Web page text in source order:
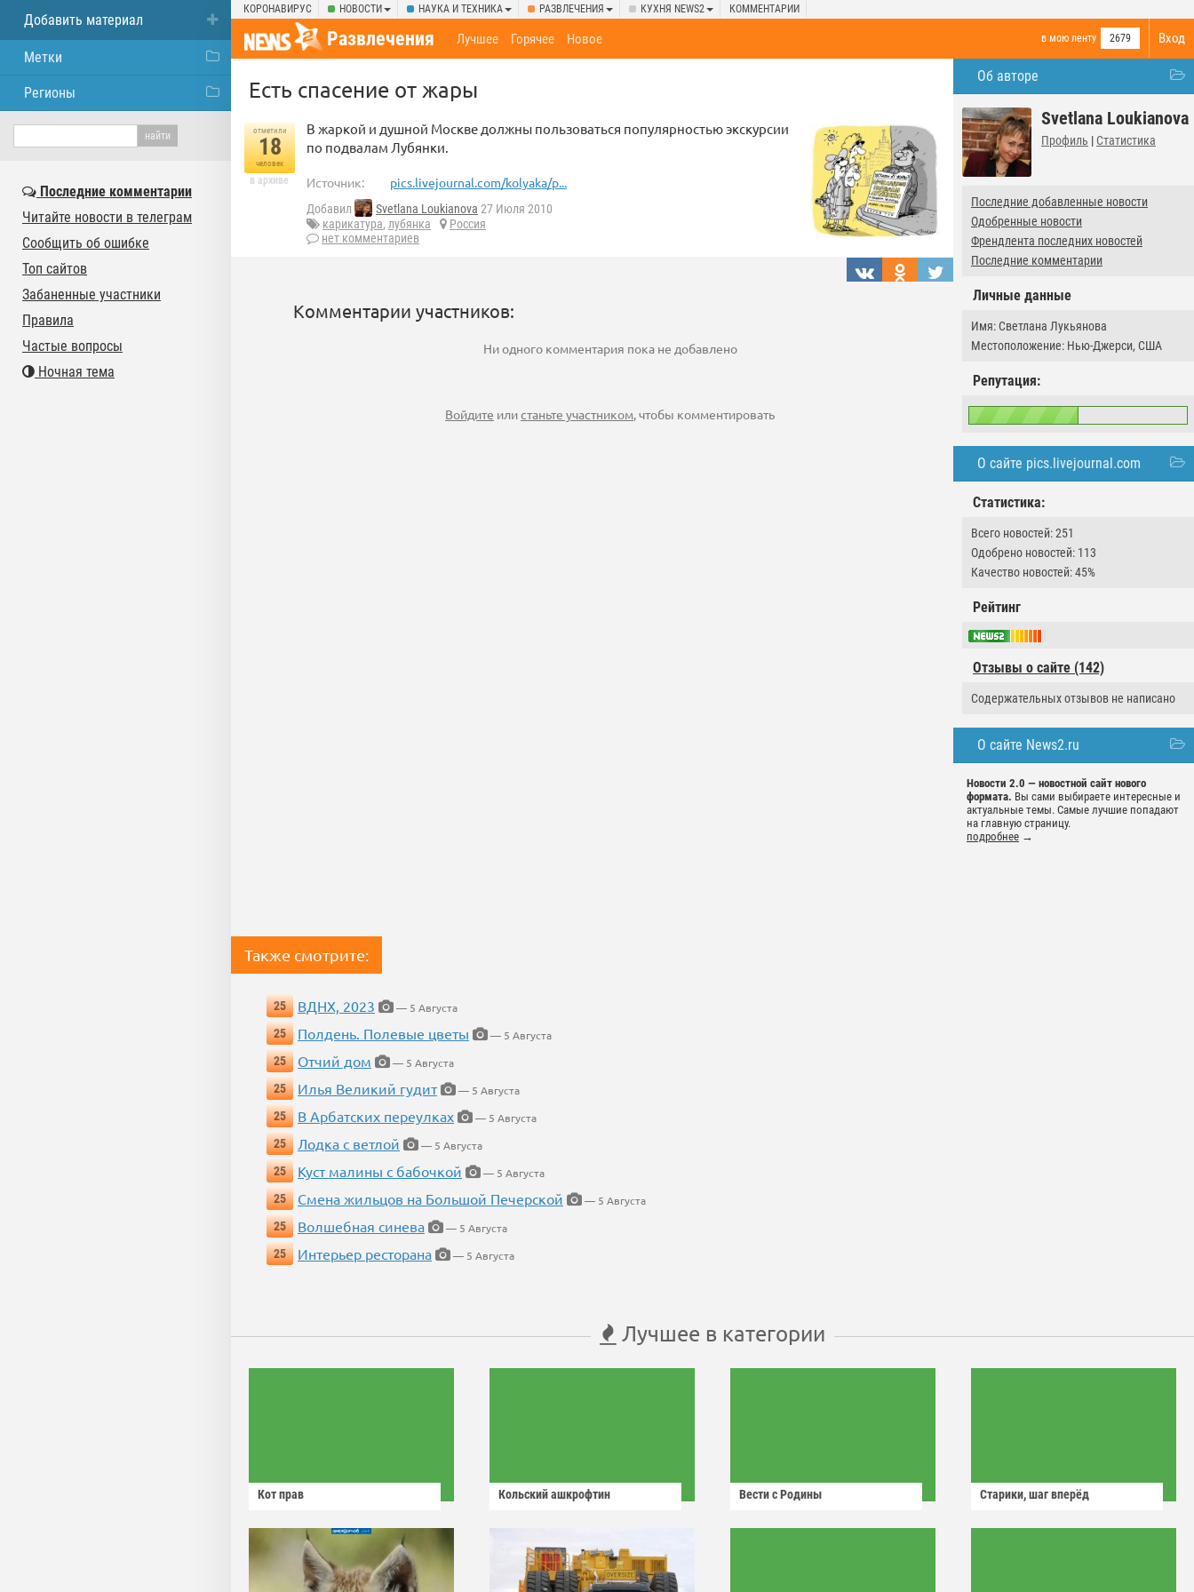
КОРОНАВИРУС НОВОСТИ НАУКА И ТЕХНИКА РАЗВЛЕЧЕНИЯ КУХНЯ NEWS2 КОММЕНТАРИИ
Вход
Развлечения в мою ленту 2679
Лучшее Горячее Новое
Об авторе
Svetlana Loukianova
Профиль | Статистика
Последние добавленные новости
Одобренные новости
Френдлента последних новостей
Последние комментарии
Личные данные
Имя: Светлана Лукьянова
Местоположение: Нью-Джерси, США
Репутация:
О сайте pics.livejournal.com
Статистика:
Всего новостей: 251
Одобрено новостей: 113
Качество новостей: 45%
Рейтинг
Отзывы о сайте (142)
Содержательных отзывов не написано
О сайте News2.ru
Новости 2.0 — новостной сайт нового
формата. Вы сами выбираете интересные и
актуальные темы. Самые лучшие попадают
на главную страницу.
подробнее →
Есть спасение от жары
отметили
18
человек
в архиве
В жаркой и душной Москве должны пользоваться популярностью экскурсии
по подвалам Лубянки.
Источник: pics.livejournal.com/kolyaka/p...
Добавил Svetlana Loukianova 27 Июля 2010
карикатура, лубянка
Россия
нет комментариев
Комментарии участников:
Ни одного комментария пока не добавлено
Войдите илистаньте участником, чтобы комментировать
Также смотрите:
25 ВДНХ, 2023
— 5 Августа
25
Полдень. Полевые цветы
— 5 Августа
25
Отчий дом
— 5 Августа
25
Илья Великий гудит
— 5 Августа
25
В Арбатских переулках
— 5 Августа
25
Лодка с ветлой
— 5 Августа
25
Куст малины с бабочкой
— 5 Августа
25
Смена жильцов на Большой Печерской
— 5 Августа
25
Волшебная синева
— 5 Августа
25
Интерьер ресторана — 5 Августа
Лучшее в категории
Кот прав Кольский ашкрофтин Вести с Родины Старики, шаг вперёд
Добавить материал
Метки
Регионы
Последние комментарии
Читайте новости в телеграм
Сообщить об ошибке
Топ сайтов
Забаненные участники
Правила
Частые вопросы
Ночная тема